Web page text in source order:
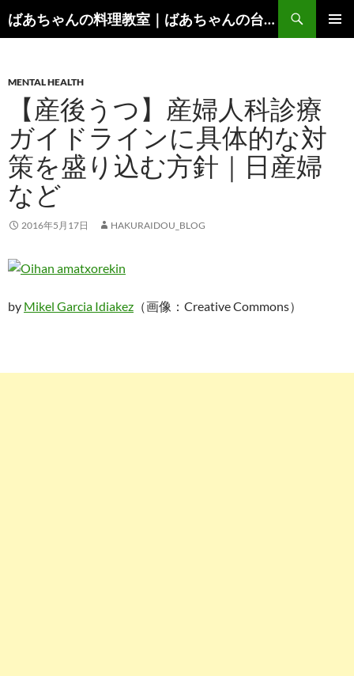
ン
ツ
キ
ッ
プ
ばあちゃんの料理教室｜ばあちゃんの台所から学ぶ、食と健康の知恵
索
MENTAL HEALTH
【産後うつ】産婦人科診療
ガイドラインに具体的な対
策を盛り込む方針｜日産婦
など
2016年5月17日 HAKURAIDOU_BLOG
by Mikel Garcia Idiakez （画像：Creative Commons）